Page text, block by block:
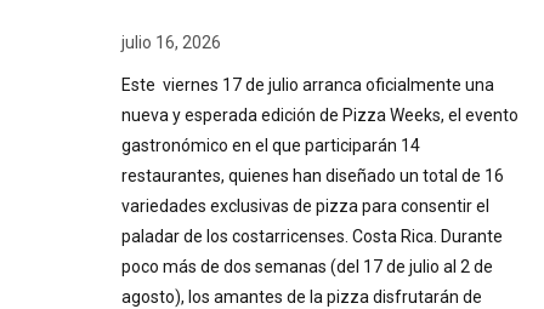
julio 16, 2026
Este viernes 17 de julio arranca oficialmente una
nueva y esperada edición de Pizza Weeks, el evento
gastronómico en el que participarán 14
restaurantes, quienes han diseñado un total de 16
variedades exclusivas de pizza para consentir el
paladar de los costarricenses. Costa Rica. Durante
poco más de dos semanas (del 17 de julio al 2 de
agosto), los amantes de la pizza disfrutarán de